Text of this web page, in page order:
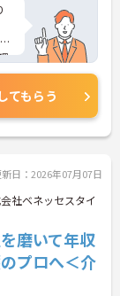
てもらう
日：2026年07月07日
社ベネッセスタイ
磨いて年収
プロへ＜介